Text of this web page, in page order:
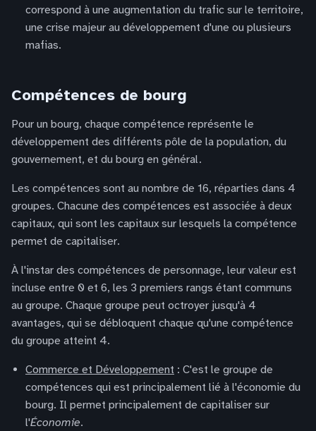
correspond à une augmentation du trafic sur le territoire,
une crise majeur au développement d'une ou plusieurs
mafias.
Compétences de bourg
Pour un bourg, chaque compétence représente le
développement des différents pôle de la population, du
gouvernement, et du bourg en général.
Les compétences sont au nombre de 16, réparties dans 4
groupes. Chacune des compétences est associée à deux
capitaux, qui sont les capitaux sur lesquels la compétence
permet de capitaliser.
À l'instar des compétences de personnage, leur valeur est
incluse entre 0 et 6, les 3 premiers rangs étant communs
au groupe. Chaque groupe peut octroyer jusqu'à 4
avantages, qui se débloquent chaque qu'une compétence
du groupe atteint 4.
Commerce et Développement : C'est le groupe de
compétences qui est principalement lié à l'économie du
bourg. Il permet principalement de capitaliser sur
l'Économie.